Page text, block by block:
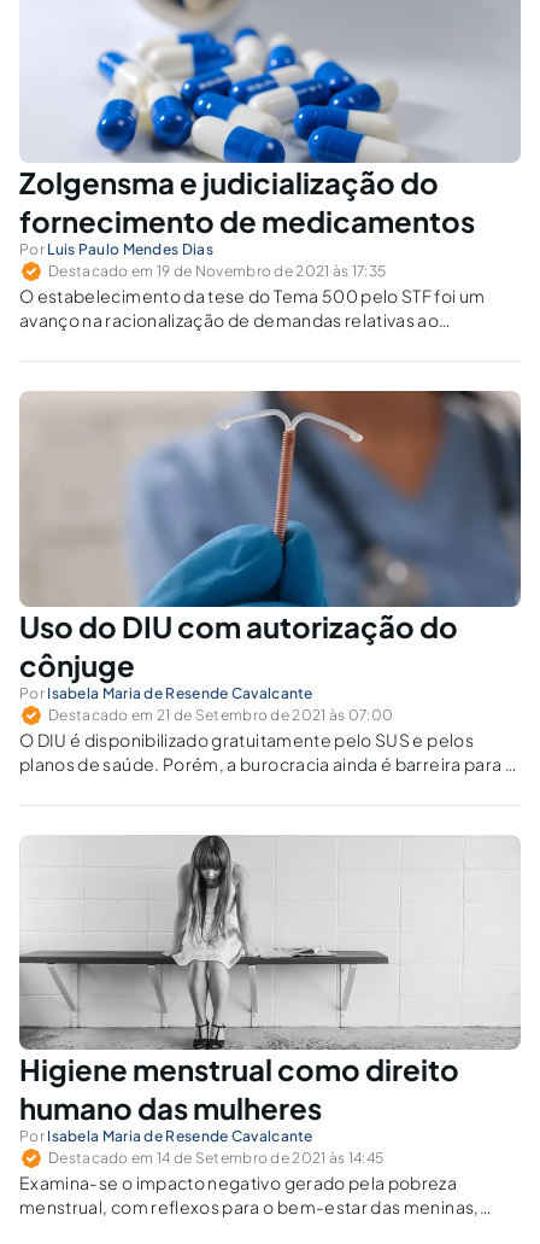
Zolgensma e judicialização do
fornecimento de medicamentos
Por Luis Paulo Mendes Dias
Destacado em 19 de Novembro de 2021 às 17:35
O estabelecimento da tese do Tema 500 pelo STF foi um
avanço na racionalização de demandas relativas ao
Uso do DIU com autorização do
cônjuge
Por Isabela Maria de Resende Cavalcante
Destacado em 21 de Setembro de 2021 às 07:00
O DIU é disponibilizado gratuitamente pelo SUS e pelos
planos de saúde. Porém, a burocracia ainda é barreira para a
Higiene menstrual como direito
humano das mulheres
Por Isabela Maria de Resende Cavalcante
Destacado em 14 de Setembro de 2021 às 14:45
Examina-se o impacto negativo gerado pela pobreza
menstrual, com reflexos para o bem-estar das meninas,